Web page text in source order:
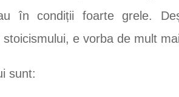
în condiții foarte grele.
e vorba de mult
sunt: